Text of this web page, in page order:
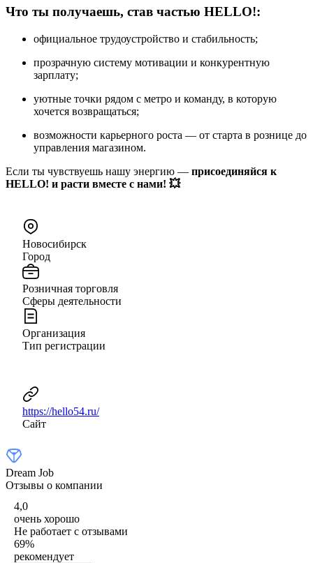
Что ты получаешь, став частью HELLO!:
официальное трудоустройство и стабильность;
прозрачную систему мотивации и конкурентную
зарплату;
уютные точки рядом с метро и команду, в которую
хочется возвращаться;
возможности карьерного роста — от старта в рознице до
управления магазином.
Если ты чувствуешь нашу энергию — присоединяйся к
HELLO! и расти вместе с нами! 💥
Новосибирск
Город
Розничная торговля
Сферы деятельности
Организация
Тип регистрации
https://hello54.ru/
Сайт
Dream Job
Отзывы о компании
4,0
очень хорошо
Не работает с отзывами
69%
рекомендует